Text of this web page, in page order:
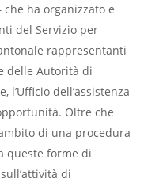
ha organizzato e
del Servizio per
rappresentanti
delle Autorità di
l’Ufficio dell’assistenza
Oltre che
di una procedura
queste forme di
di